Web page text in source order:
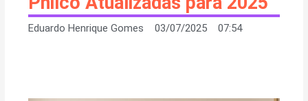
Eduardo Henrique Gomes 03/07/2025 07:54